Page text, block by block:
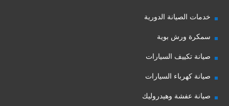
خدمات الصيانة الدورية
سمكرة ورش بوية
صيانة تكييف السيارات
صيانة كهرباء السيارات
صيانة عفشة وهيدروليك